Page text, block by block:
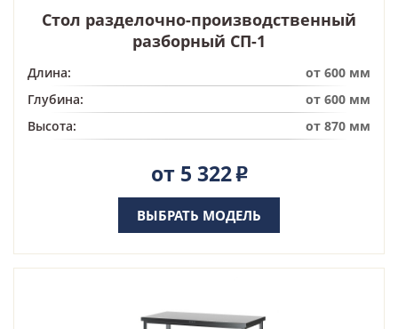
Стол разделочно-производственный
разборный СП-1
Длина:
от 600 мм
Глубина:
от 600 мм
Высота:
от 870 мм
от 5 322Р
ВЫБРАТЬ МОДЕЛЬ